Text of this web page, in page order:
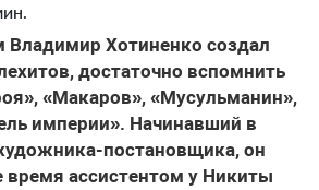
Владимир Хотиненко создал
достаточно вспомнить
«Макаров», «Мусульманин»,
империи». Начинавший в
постановщика, он
время ассистентом у Никиты